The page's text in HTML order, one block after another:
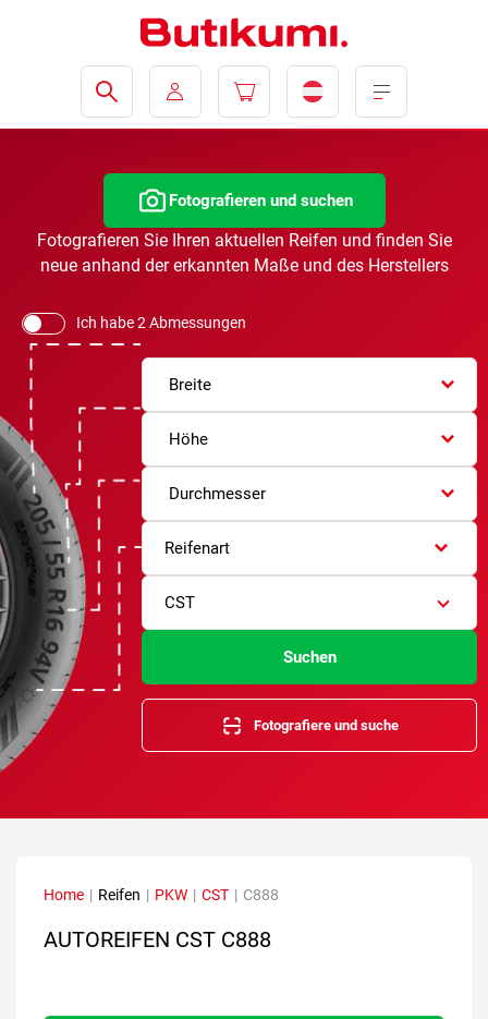
Fotografieren und suchen
Fotografieren Sie Ihren aktuellen Reifen und finden Sie
neue anhand der erkannten Maße und des Herstellers
Ich habe 2 Abmessungen
Breite
Höhe
Durchmesser
Reifenart
CST
Suchen
Fotografiere und suche
Home | Reifen | PKW | CST | C888
AUTOREIFEN CST C888